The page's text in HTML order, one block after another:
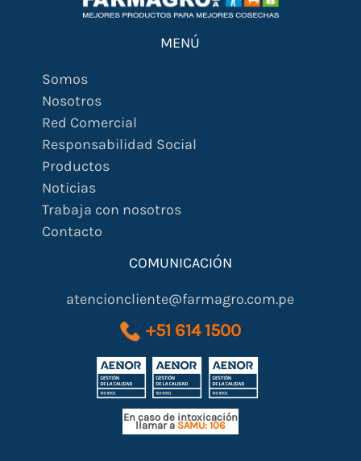
MENÚ
Somos
Nosotros
Red Comercial
Responsabilidad Social
Productos
Noticias
Trabaja con nosotros
Contacto
COMUNICACIÓN
atencioncliente@farmagro.com.pe
+51 614 1500
En caso de intoxicación
llamar a SAMU: 106